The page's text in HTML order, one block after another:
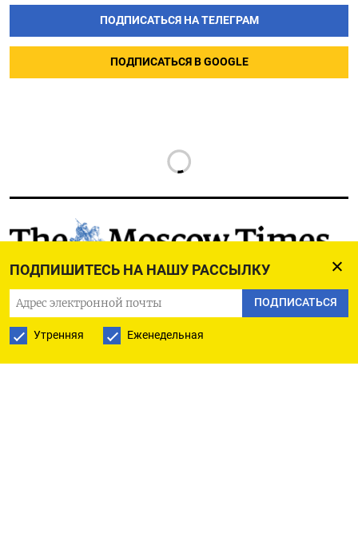
ПОДПИШИТЕСЬ НА НАШУ РАССЫЛКУ
ПОДПИСАТЬСЯ
Утренняя Еженедельная
ПОДПИСАТЬСЯ НА ТЕЛЕГРАМ
ПОДПИСАТЬСЯ В GOOGLE
РУССКАЯ СЛУЖБА
ПОДПИШИТЕСЬ НА НАШУ РАССЫЛКУ
ПОДПИСАТЬСЯ